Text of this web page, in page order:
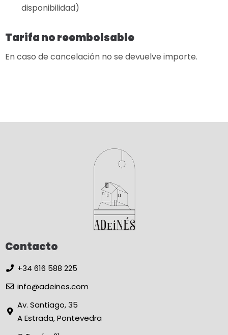
disponibilidad)
Tarifa no reembolsable
En caso de cancelación no se devuelve importe.
Contacto
+34 616 588 225
info@adeines.com
Av. Santiago, 35
A Estrada, Pontevedra